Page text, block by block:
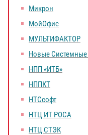
Микрон
МойОфис
МУЛЬТИФАКТОР
Новые Системные
НПП «ИТБ»
НППКТ
НТСсофт
НТЦ ИТ РОСА
НТЦ СТЭК